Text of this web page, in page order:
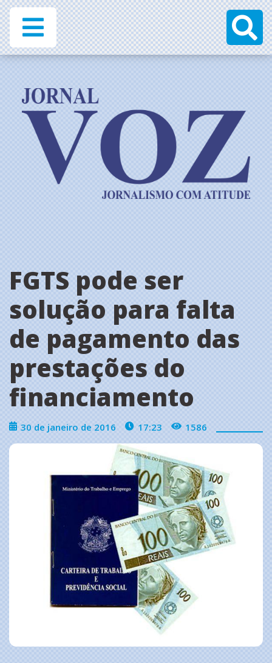
FGTS pode ser
solução para falta
de pagamento das
prestações do
financiamento
30 de janeiro de 2016 17:23 1586